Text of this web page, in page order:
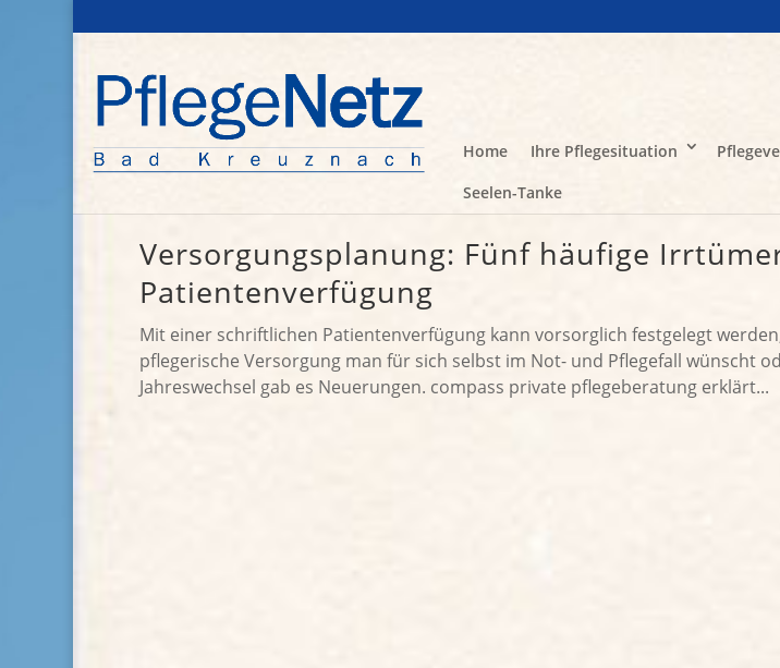
Home Ihre Pflegesituation
Seelen-Tanke
Versorgungsplanung: Fünf häufige
Patientenverfügung
Mit einer schriftlichen Patientenverfügung kann vorsorglich festgelegt
pflegerische Versorgung man für sich selbst im Not- und Pflegefall wünscht
Jahreswechsel gab es Neuerungen. compass private pflegeberatung erklärt...